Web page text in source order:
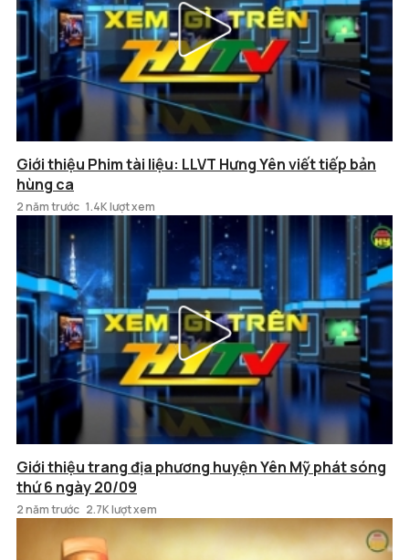
Giới thiệu Phim tài liệu: LLVT Hưng Yên viết tiếp bản
hùng ca
2 năm trước 1.4K lượt xem
Giới thiệu trang địa phương huyện Yên Mỹ phát sóng
thứ 6 ngày 20/09
2 năm trước 2.7K lượt xem